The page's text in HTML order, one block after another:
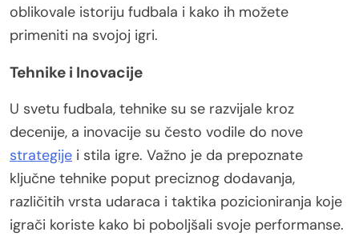
oblikovale istoriju fudbala i kako ih možete
primeniti na svojoj igri.
Tehnike i Inovacije
U svetu fudbala, tehnike su se razvijale kroz
decenije, a inovacije su često vodile do nove
strategije i stila igre. Važno je da prepoznate
ključne tehnike poput preciznog dodavanja,
različitih vrsta udaraca i taktika pozicioniranja koje
igrači koriste kako bi poboljšali svoje performanse.